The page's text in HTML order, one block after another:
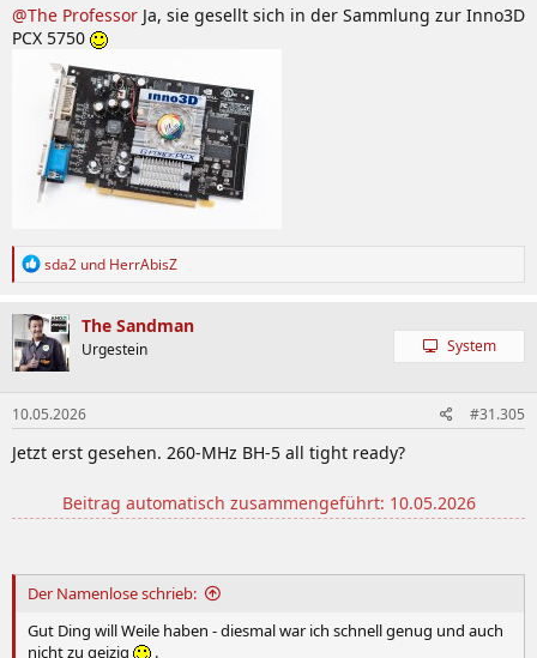
@The Professor Ja, sie gesellt sich in der Sammlung zur Inno3D
PCX 5750
R
k
t
i
o
n
e
n
:
sda2 und HerrAbisZ
The Sandman
Urgestein System
10.05.2026 #31.305
Jetzt erst gesehen. 260-MHz BH-5 all tight ready?
Beitrag automatisch zusammengeführt: 10.05.2026
Der Namenlose schrieb:
Gut Ding will Weile haben - diesmal war ich schnell genug und auch
nicht zu geizig
.